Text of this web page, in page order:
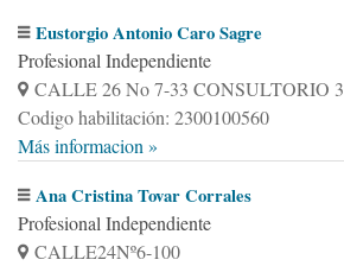
Eustorgio Antonio Caro Sagre
Profesional Independiente
CALLE 26 No 7-33 CONSULTORIO 3
Codigo habilitación: 2300100560
Más informacion »
Ana Cristina Tovar Corrales
Profesional Independiente
CALLE24Nº6-100